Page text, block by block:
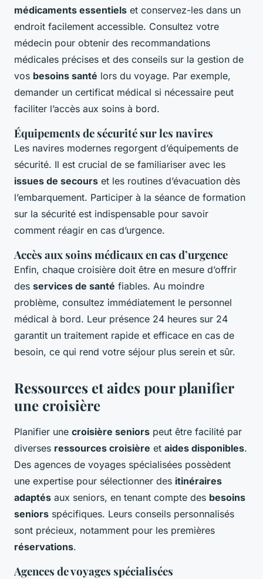
médicaments essentiels et conservez-les dans un
endroit facilement accessible. Consultez votre
médecin pour obtenir des recommandations
médicales précises et des conseils sur la gestion de
vos besoins santé lors du voyage. Par exemple,
demander un certificat médical si nécessaire peut
faciliter l’accès aux soins à bord.
Équipements de sécurité sur les navires
Les navires modernes regorgent d’équipements de
sécurité. Il est crucial de se familiariser avec les
issues de secours et les routines d’évacuation dès
l’embarquement. Participer à la séance de formation
sur la sécurité est indispensable pour savoir
comment réagir en cas d’urgence.
Accès aux soins médicaux en cas d’urgence
Enfin, chaque croisière doit être en mesure d’offrir
des services de santé fiables. Au moindre
problème, consultez immédiatement le personnel
médical à bord. Leur présence 24 heures sur 24
garantit un traitement rapide et efficace en cas de
besoin, ce qui rend votre séjour plus serein et sûr.
Ressources et aides pour planifier
une croisière
Planifier une croisière seniors peut être facilité par
diverses ressources croisière et aides disponibles.
Des agences de voyages spécialisées possèdent
une expertise pour sélectionner des itinéraires
adaptés aux seniors, en tenant compte des besoins
seniors spécifiques. Leurs conseils personnalisés
sont précieux, notamment pour les premières
réservations.
Agences de voyages spécialisées